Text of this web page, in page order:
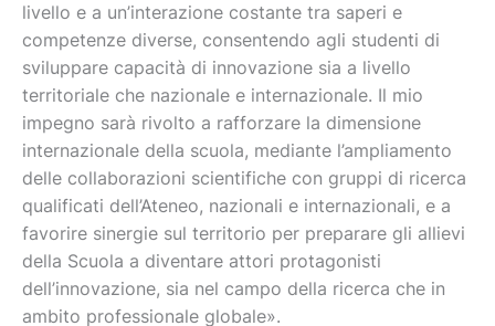
livello e a un’interazione costante tra saperi e
competenze diverse, consentendo agli studenti di
sviluppare capacità di innovazione sia a livello
territoriale che nazionale e internazionale. Il mio
impegno sarà rivolto a rafforzare la dimensione
internazionale della scuola, mediante l’ampliamento
delle collaborazioni scientifiche con gruppi di ricerca
qualificati dell’Ateneo, nazionali e internazionali, e a
favorire sinergie sul territorio per preparare gli allievi
della Scuola a diventare attori protagonisti
dell’innovazione, sia nel campo della ricerca che in
ambito professionale globale».